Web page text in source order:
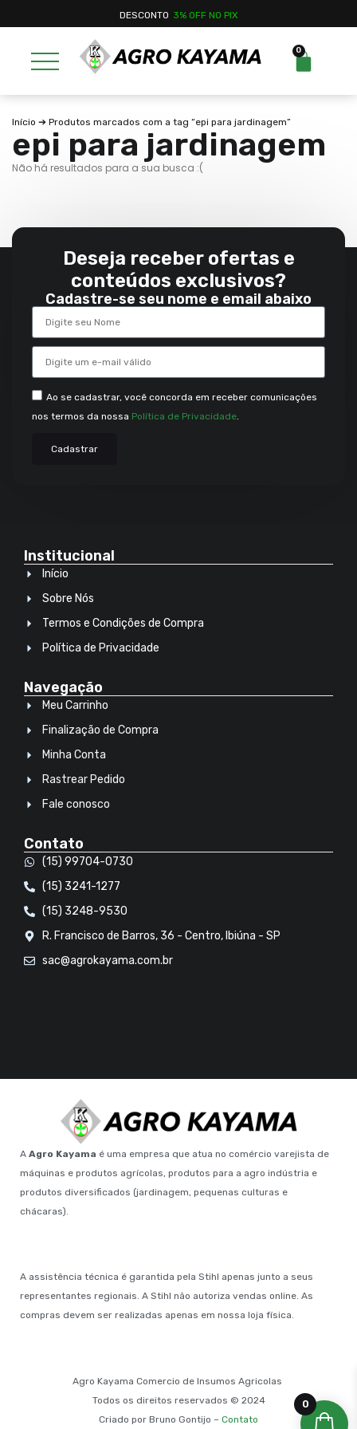
DESCONTO 3% OFF NO PIX
0
Início ➔ Produtos marcados com a tag “epi para jardinagem”
epi para jardinagem
Não há resultados para a sua busca :(
Deseja receber ofertas e
conteúdos exclusivos?
Cadastre-se seu nome e email abaixo
Ao se cadastrar, você concorda em receber comunicações
nos termos da nossa Política de Privacidade
Cadastrar
Institucional
Início
Sobre Nós
Termos e Condições de Compra
Política de Privacidade
Navegação
Meu Carrinho
Finalização de Compra
Minha Conta
Rastrear Pedido
Fale conosco
Contato
(15) 99704-0730
(15) 3241-1277
(15) 3248-9530
R. Francisco de Barros, 36 - Centro, Ibiúna - SP
sac@agrokayama.com.br
A Agro Kayama é uma empresa que atua no comércio varejista de
máquinas e produtos agrícolas, produtos para a agro indústria e
produtos diversificados (jardinagem, pequenas culturas e
chácaras).
A assistência técnica é garantida pela Stihl apenas junto a seus
representantes regionais. A Stihl não autoriza vendas online. As
compras devem ser realizadas apenas em nossa loja física.
Agro Kayama Comercio de Insumos Agricolas
Todos os direitos reservados © 2024
Criado por Bruno Gontijo – Contato
0